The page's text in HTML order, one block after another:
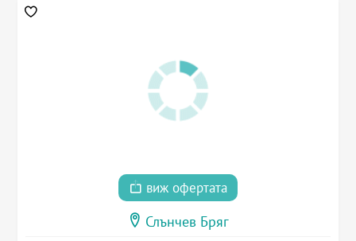
виж офертата
Слънчев Бряг